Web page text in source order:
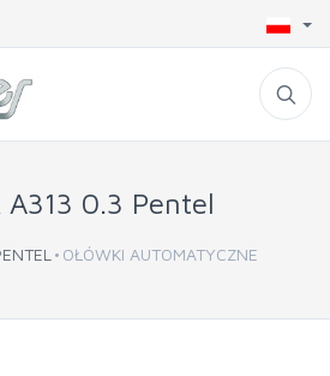
A313 0.3 Pentel
OŁÓWKI AUTOMATYCZNE